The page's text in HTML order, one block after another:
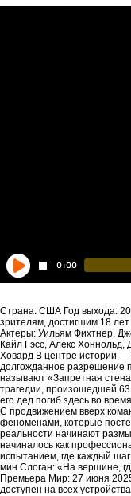
Страна: США Год выхода:
зрителям, достигшим 18
Актеры: Уильям Фихтнер,
Кайл Гэсс, Алекс
Ховард В центре истории —
долгожданное разрешение
называют «Запретная
трагедии, произошедшей
его дед погиб здесь во
С продвижением вверх
феноменами, которые
реальности начинают
начиналось как
испытанием, где каждый
мин Слоган: «На вершине,
Премьера Мир: 27 июня
доступен на всех